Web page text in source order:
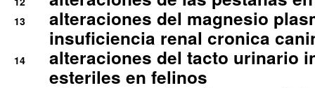
13
alteraciones del magnesio
insuficiencia renal cronica
14
alteraciones del tacto urinario
esteriles en felinos